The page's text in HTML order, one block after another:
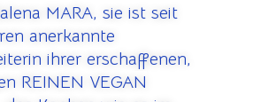
MARA, sie ist seit
anerkannte
ihrer erschaffenen,
REINEN VEGAN